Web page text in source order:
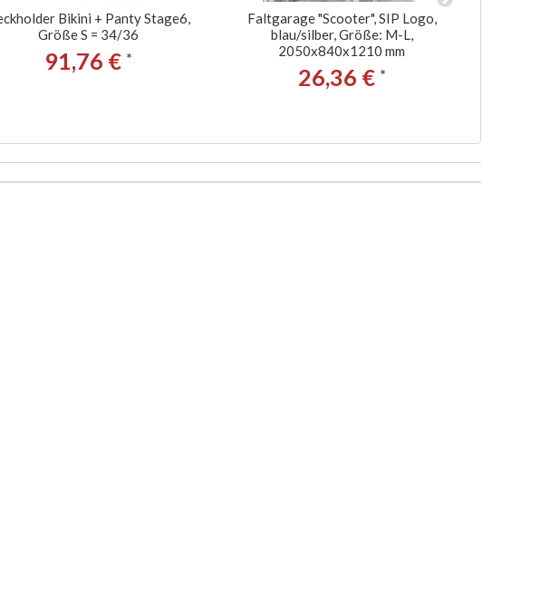
Bikini + Panty Stage6,
Größe S = 34/36
91,76 € *
Faltgarage "Scooter", SIP Logo,
blau/silber, Größe: M-L,
2050x840x1210 mm
26,36 € *